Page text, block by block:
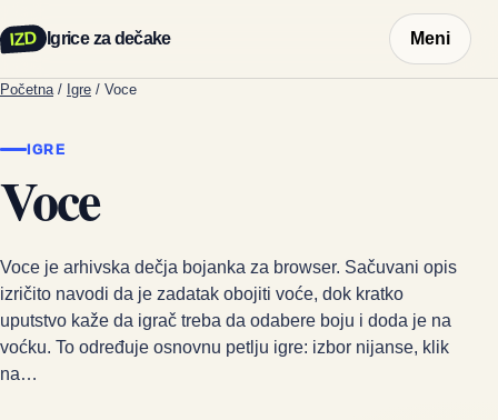
IZD Igrice za dečake Meni
Početna / Igre / Voce
IGRE
Voce
Voce je arhivska dečja bojanka za browser. Sačuvani opis
izričito navodi da je zadatak obojiti voće, dok kratko
uputstvo kaže da igrač treba da odabere boju i doda je na
voćku. To određuje osnovnu petlju igre: izbor nijanse, klik
na…